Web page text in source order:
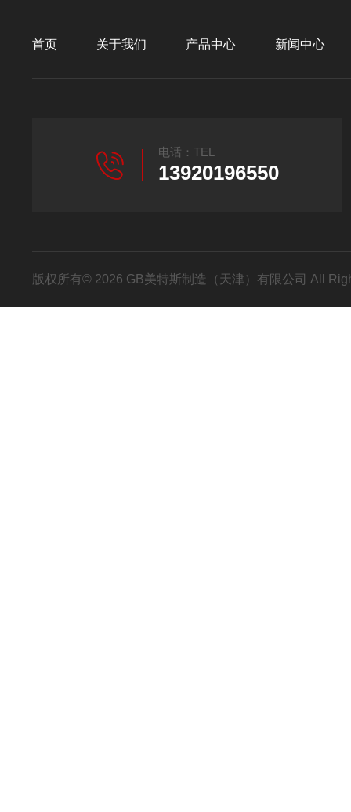
首页 关于我们 产品中心 新闻中心
电话：TEL
13920196550
版权所有© 2026 GB美特斯制造（天津）有限公司 All